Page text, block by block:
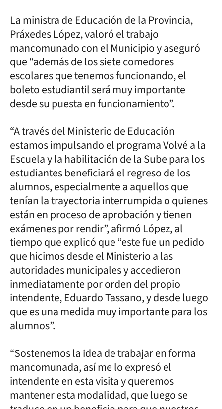
La ministra de Educación de la Provincia,
Práxedes López, valoró el trabajo
mancomunado con el Municipio y aseguró
que “además de los siete comedores
escolares que tenemos funcionando, el
boleto estudiantil será muy importante
desde su puesta en funcionamiento”.
“A través del Ministerio de Educación
estamos impulsando el programa Volvé a la
Escuela y la habilitación de la Sube para los
estudiantes beneficiará el regreso de los
alumnos, especialmente a aquellos que
tenían la trayectoria interrumpida o quienes
están en proceso de aprobación y tienen
exámenes por rendir”, afirmó López, al
tiempo que explicó que “este fue un pedido
que hicimos desde el Ministerio a las
autoridades municipales y accedieron
inmediatamente por orden del propio
intendente, Eduardo Tassano, y desde luego
que es una medida muy importante para los
alumnos”.
“Sostenemos la idea de trabajar en forma
mancomunada, así me lo expresó el
intendente en esta visita y queremos
mantener esta modalidad, que luego se